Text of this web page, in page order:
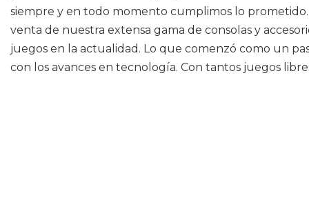
siempre y en todo momento cumplimos lo prometido.
venta de nuestra extensa gama de consolas y
juegos en la actualidad. Lo que comenzó como un
con los avances en tecnología. Con tantos juegos